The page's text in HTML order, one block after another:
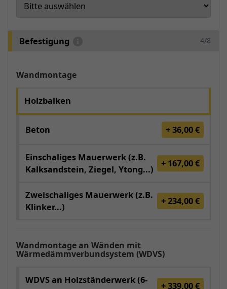
Befestigung 4/8
Wandmontage
Holzbalken
Beton + 36,00 €
Einschaliges Mauerwerk (z.B.
Kalksandstein, Ziegel, Ytong...)
+ 167,00 €
Zweischaliges Mauerwerk (z.B.
Klinker...)
+ 234,00 €
Wandmontage an Wänden mit
Wärmedämmverbundsystem (WDVS)
WDVS an Holzständerwerk (6-
+ 339,00 €